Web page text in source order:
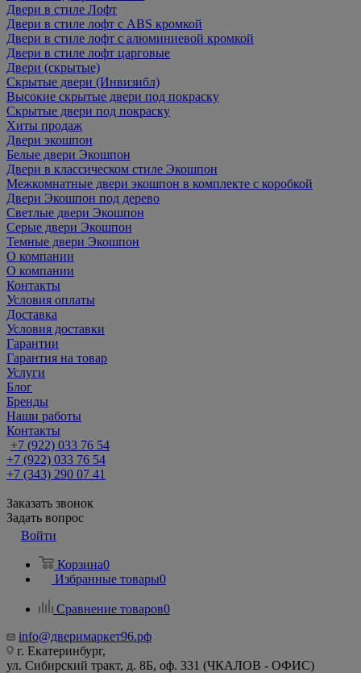
Двери в стиле Лофт
Двери в стиле лофт с ABS кромкой
Двери в стиле лофт с алюминиевой кромкой
Двери в стиле лофт царговые
Двери (скрытые)
Скрытые двери (Инвизибл)
Высокие скрытые двери под покраску
Скрытые двери под покраску
Хиты продаж
Двери экошпон
Белые двери Экошпон
Двери в классическом стиле Экошпон
Межкомнатные двери экошпон в комплекте с коробкой
Двери Экошпон под дерево
Светлые двери Экошпон
Серые двери Экошпон
Темные двери Экошпон
О компании
О компании
Контакты
Условия оплаты
Доставка
Условия доставки
Гарантии
Гарантия на товар
Услуги
Блог
Бренды
Наши работы
Контакты
+7 (922) 033 76 54
+7 (922) 033 76 54
+7 (343) 290 07 41
Заказать звонок
Задать вопрос
Войти
Корзина0
Избранные товары0
Сравнение товаров0
info@дверимаркет96.рф
г. Екатеринбург,
ул. Сибирский тракт, д. 8Б, оф. 331 (ЧКАЛОВ - ОФИС)